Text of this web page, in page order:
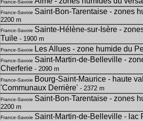
France-Savoie
France-Savoie Saint-Bon-Tarentaise - zones
2200 m
France-Savoie Sainte-Hélène-sur-Isère -
Tuile - 1900 m
France-Savoie Les Allues - zone humide du
France-Savoie Saint-Martin-de-Belleville -
Cherferie - 2090 m
France-Savoie Bourg-Saint-Maurice - haute
'Communaux Derrière' - 2372 m
France-Savoie Saint-Bon-Tarentaise - zones
2200 m
France-Savoie Saint-Martin-de-Belleville - lac